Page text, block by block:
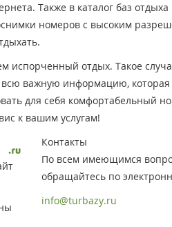
Также в каталог баз
номеров с высоким
испорченный отдых. Такое
всю важную информацию,
для себя комфортабельный
к вашим услугам!
Контакты
По всем имеющимся
обращайтесь по
info@turbazy.ru